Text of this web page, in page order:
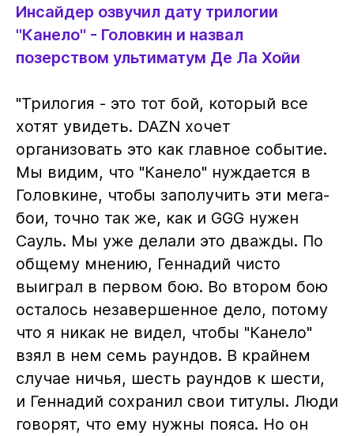
Инсайдер озвучил дату трилогии
"Канело" - Головкин и назвал
позерством ультиматум Де Ла Хойи
"Трилогия - это тот бой, который все
хотят увидеть. DAZN хочет
организовать это как главное событие.
Мы видим, что "Канело" нуждается в
Головкине, чтобы заполучить эти мега-
бои, точно так же, как и GGG нужен
Сауль. Мы уже делали это дважды. По
общему мнению, Геннадий чисто
выиграл в первом бою. Во втором бою
осталось незавершенное дело, потому
что я никак не видел, чтобы "Канело"
взял в нем семь раундов. В крайнем
случае ничья, шесть раундов к шести,
и Геннадий сохранил свои титулы. Люди
говорят, что ему нужны пояса. Но он